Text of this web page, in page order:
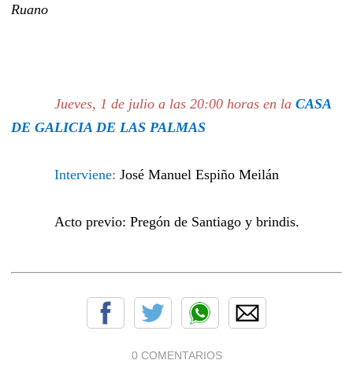
Ruano
Jueves, 1 de julio a las 20:00 horas en la CASA
DE GALICIA DE LAS PALMAS
Interviene: José Manuel Espiño Meilán
Acto previo: Pregón de Santiago y brindis.
0 COMENTARIOS